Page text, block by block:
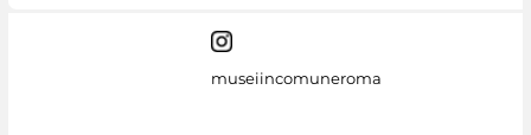
museiincomuneroma